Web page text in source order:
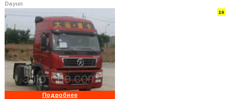
Dayun
19
Подробнее